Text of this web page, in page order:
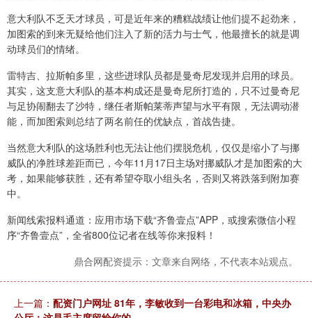
意大利队不乏天才球员，可是近年来的糟糕战绩让他们提不起劲来，
加图索的到来无疑给他们注入了新的活力与士气，他最擅长的就是调
动球员们的情绪。
雷特吉、拉斯帕多里，这些进球队员都是曼奇尼发现并启用的球员。
其实，这支意大利队的基本构成还是曼奇尼所打造的，只不过曼奇尼
与足协闹翻去了沙特，继任者斯帕莱蒂声望与水平有限，无法调动潜
能，而加图索则总结了两名前任的优缺点，首战告捷。
当然意大利队的这场胜利也无法让他们摆脱危机，仅仅是缩小了与挪
威队的净胜球差距而已，今年11月17日主场对挪威队才是加图索的大
考，如果能够获胜，还有希望夺取小组头名，否则又将跌落到附加赛
中。
新闻线索报料通道：应用市场下载“齐鲁壹点”APP，或搜索微信小程
序“齐鲁壹点”，全省800位记者在线等你来报料！
鼎合网配资提示：文章来自网络，不代表本站观点。
上一篇： 配资门户网址 81年，李敏收到一台彩电和冰箱，中央办